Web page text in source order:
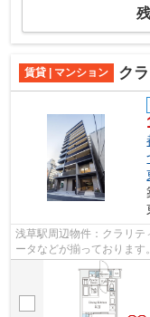
賃貸 | マンション ク
浅草駅周辺物件：クラリ
ータなどが揃っております
チラの物件は、落ち着きの